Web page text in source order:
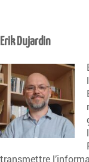
Erik Dujardin
transmettre